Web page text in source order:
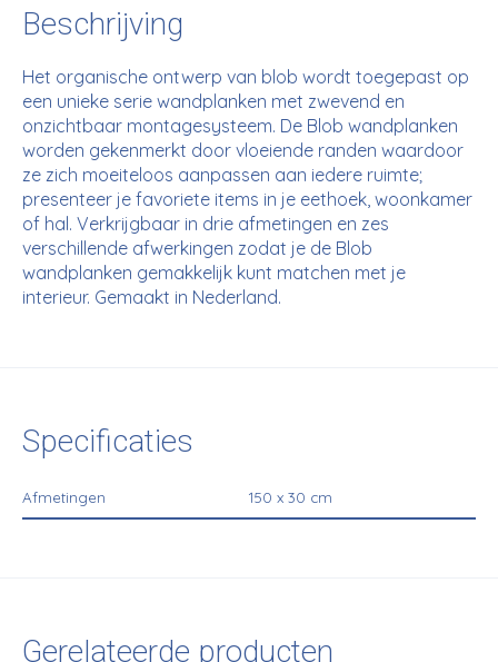
Beschrijving
Het organische ontwerp van blob wordt toegepast op
een unieke serie wandplanken met zwevend en
onzichtbaar montagesysteem. De Blob wandplanken
worden gekenmerkt door vloeiende randen waardoor
ze zich moeiteloos aanpassen aan iedere ruimte;
presenteer je favoriete items in je eethoek, woonkamer
of hal. Verkrijgbaar in drie afmetingen en zes
verschillende afwerkingen zodat je de Blob
wandplanken gemakkelijk kunt matchen met je
interieur. Gemaakt in Nederland.
Specificaties
Afmetingen 150 x 30 cm
Gerelateerde producten